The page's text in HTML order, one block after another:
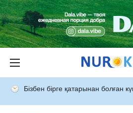
Бізбен бірге қатарынан болған